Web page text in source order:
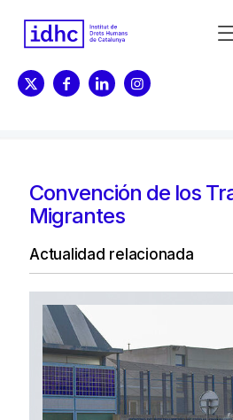
Convención de los
Migrantes
Actualidad relacionada